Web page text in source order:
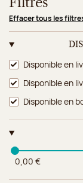
Filtres
Effacer tous les
Disponibilité
Disponible en
Disponible en
Disponible en
0,00 €